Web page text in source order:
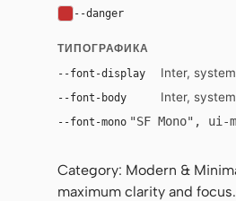
--danger
ТИПОГРАФИКА
--font-display Inter,
--font-body Inter,
--font-mono "SF Mono", ui-
Category: Modern &
maximum clarity and focus.